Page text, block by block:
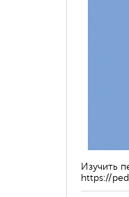
Изучить
https://